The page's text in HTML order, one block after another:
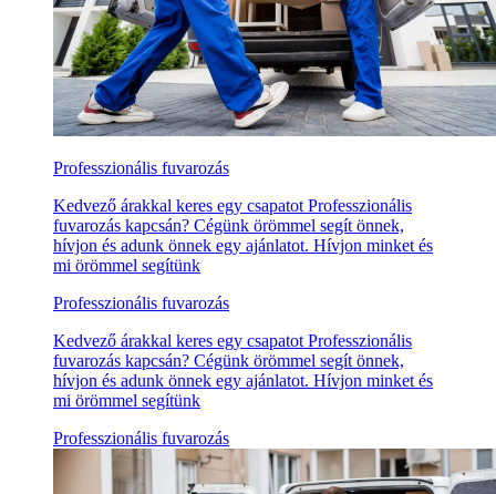
Professzionális fuvarozás
Kedvező árakkal keres egy csapatot Professzionális
fuvarozás kapcsán? Cégünk örömmel segít önnek,
hívjon és adunk önnek egy ajánlatot. Hívjon minket és
mi örömmel segítünk
Professzionális fuvarozás
Kedvező árakkal keres egy csapatot Professzionális
fuvarozás kapcsán? Cégünk örömmel segít önnek,
hívjon és adunk önnek egy ajánlatot. Hívjon minket és
mi örömmel segítünk
Professzionális fuvarozás